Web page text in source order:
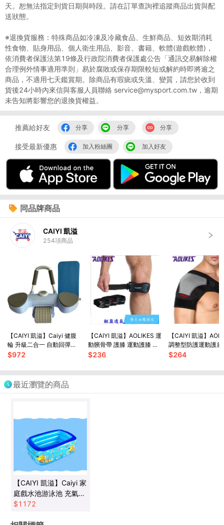
天。恕無法指定到貨日期與時段。請在訂單查詢裡追蹤商品出貨與配
送狀態。
※退換貨服務：特殊商品如冷凍及冷藏食品、生鮮商品、短效期消耗
性食物、貼身用品、個人衛生用品、影音、書籍、軟體(遊戲軟體)，
依消費者保護法第19條及行政院消費者保護處公告「通訊交易解除權
合理例外情事適用準則」易於腐敗或保存期限較短或解約時即將逾之
商品，不適用七天鑑賞期。除商品有瑕疵或失溫、變質，請您於收到
貨後24小時內來信與客服人員聯絡 service@mysport.com.tw，逾期
未告知將影響您的退換貨權益。
推薦給好友 分享 分享 分享
接受最新優惠 加入粉絲團 加入好友
同品牌商品
CAIYI 凱溢
254項商品
【CAIYI 凱溢】Caiyi 健腹
輪 升級二合一 自動回彈健
腹輪 卷腹輪 炫腹輪 練腹肌
$972
【CAIYI 凱溢】AOLIKES 運
動髕骨帶 護膝 運動護膝 調
節加壓 護髖 運動防護 運動
$236
【CAIYI 凱溢】
調整型防護運動護
壓固定 肩膀關節拉
$264
最近瀏覽的商品
【CAIYI 凱溢】Caiyi 家
庭戲水池游泳池 充氣泳
池 游泳池 PVC加厚長
$1172